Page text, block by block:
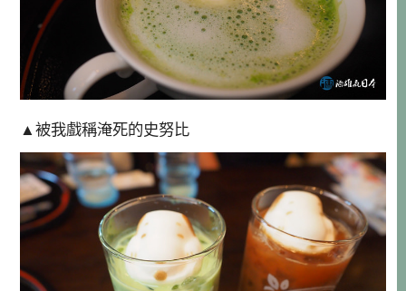
▲被我戲稱淹死的史努比